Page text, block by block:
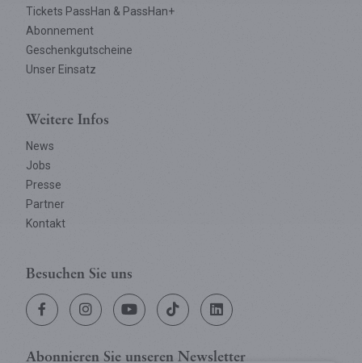
Tropfsteinhöhle
Tickets PassHan & PassHan+
Abonnement
Geschenkgutscheine
Unser Einsatz
Weitere Infos
News
Jobs
Presse
Partner
Kontakt
Besuchen Sie uns
Abonnieren Sie unseren Newsletter